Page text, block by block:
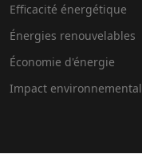
Efficacité énergétique
Énergies renouvelables
Économie d'énergie
Impact environnemental